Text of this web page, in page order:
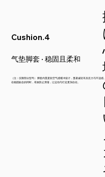
Cushion.4
气垫脚套 · 稳固且柔和
（注：仅限部分型号） 脚套内置柔软空气感缓冲设计，显著减轻耳后压力与不适感。
在稳固贴合的同时，有效防止滑落，让运动与行走更加自在。